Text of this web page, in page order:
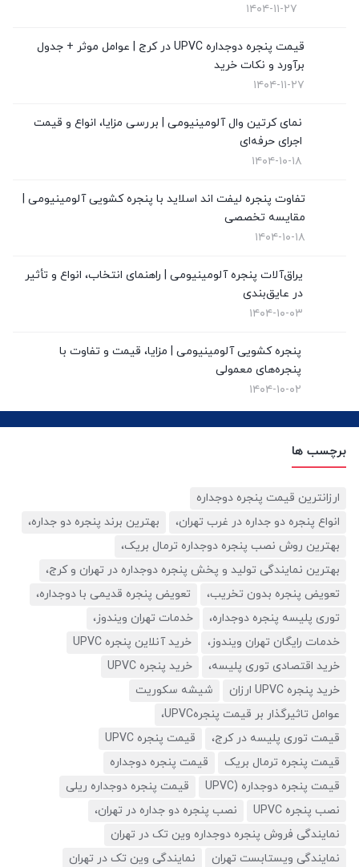
قیمت درب upvc(0)
نمای کرتین وال(4)
نمایندگی وین تک در تهران
۱۴۰۴-۱۱-۲۷
قیمت پنجره دوجداره UPVC در کرج | عوامل موثر + جدول
برآورد و نکات خرید
۱۴۰۴-۱۱-۲۷
نمای کرتین وال آلومینیومی | بررسی مزایا، انواع و قیمت
اجرای حرفه‌ای
۱۴۰۴-۱۰-۱۸
تفاوت پنجره لیفت اند اسلاید با پنجره کشویی آلومینیومی |
مقایسه تخصصی
۱۴۰۴-۱۰-۱۸
یراق‌آلات پنجره آلومینیومی | راهنمای انتخاب، انواع و تأثیر
در عایق‌بندی
۱۴۰۴-۱۰-۰۳
پنجره کشویی آلومینیومی | مزایا، قیمت و تفاوت با
پنجره‌های معمولی
۱۴۰۴-۱۰-۰۲
برچسب ها
ارزانترین قیمت پنجره دوجداره
انواع پنجره دو جداره در غرب تهران،
بهترین برند پنجره دو جداره،
بهترین روش نصب پنجره دوجداره ترمال بریک،
بهترین نمایندگی تولید و پخش پنجره دوجداره در تهران و کرج،
تعویض پنجره بدون تخریب،
تعویض پنجره قدیمی با دوجداره،
توری پلیسه پنجره دوجداره،
خدمات تهران ویندوز،
خدمات رایگان تهران ویندوز،
خرید آنلاین پنجره UPVC
خرید اقتصادی توری پلیسه،
خرید پنجره UPVC
خرید پنجره UPVC ارزان
شیشه سکوریت
عوامل تاثیرگذار بر قیمت پنجرهUPVC،
قیمت توری پلیسه در کرج،
قیمت پنجره UPVC
قیمت پنجره ترمال بریک
قیمت پنجره دوجداره
قیمت پنجره دوجداره (UPVC
قیمت پنجره دوجداره ریلی
نصب پنجره UPVC
نصب پنجره دو جداره در تهران،
نمایندگی فروش پنجره دوجداره وین تک در تهران
نمایندگی ویستابست تهران
نمایندگی وین تک در تهران